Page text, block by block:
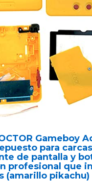
Gameboy
para
de pantalla y
profesional que
(amarillo pikachu)